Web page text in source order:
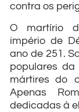
contra os
O martírio
império de
ano de 251.
populares
mártires do
Apenas
dedicadas à